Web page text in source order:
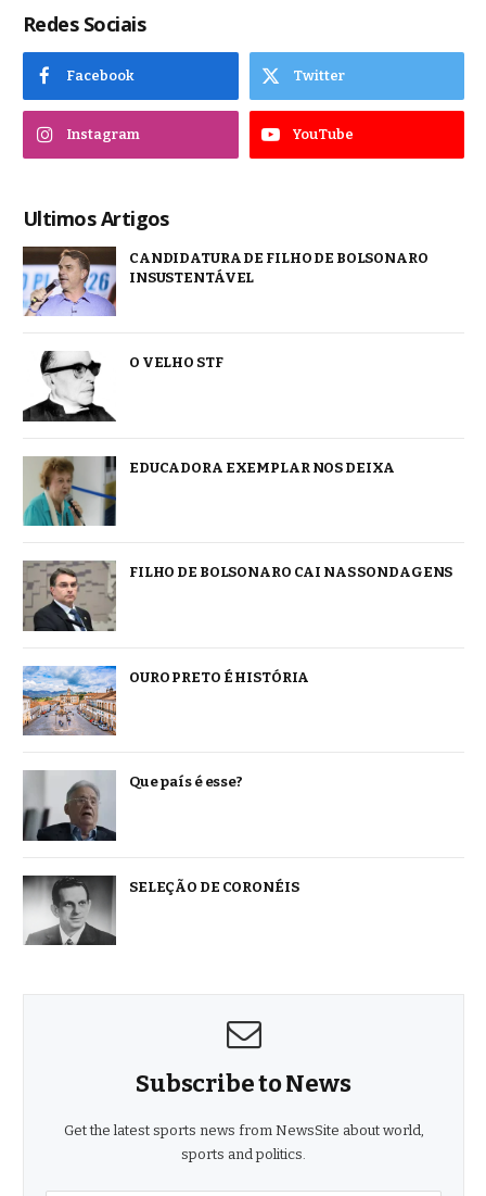
Redes Sociais
Facebook Twitter
Instagram YouTube
Ultimos Artigos
CANDIDATURA DE FILHO DE BOLSONARO
INSUSTENTÁVEL
O VELHO STF
EDUCADORA EXEMPLAR NOS DEIXA
FILHO DE BOLSONARO CAI NAS SONDAGENS
OURO PRETO É HISTÓRIA
Que país é esse?
SELEÇÃO DE CORONÉIS
Subscribe to News
Get the latest sports news from NewsSite about world,
sports and politics.